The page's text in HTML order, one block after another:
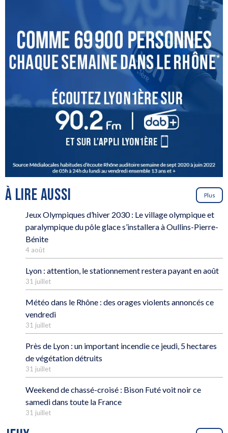
À LIRE AUSSI Plus
Jeux Olympiques d’hiver 2030 : Le village olympique et
paralympique du pôle glace s’installera à Oullins-Pierre-
Bénite
4 août
Lyon : attention, le stationnement restera payant en août
31 juillet
Météo dans le Rhône : des orages violents annoncés ce
vendredi
31 juillet
Près de Lyon : un important incendie ce jeudi, 5 hectares
de végétation détruits
31 juillet
Weekend de chassé-croisé : Bison Futé voit noir ce
samedi dans toute la France
31 juillet